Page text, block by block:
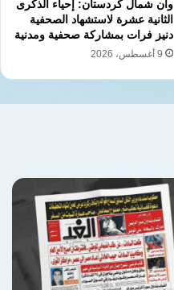
وان شمال كردستان: إحياء الذكرى
الثانية عشرة لاستشهاد الصحفية
دنيز فرات بمشاركة صحفية ومدنية
9 أغسطس، 2026